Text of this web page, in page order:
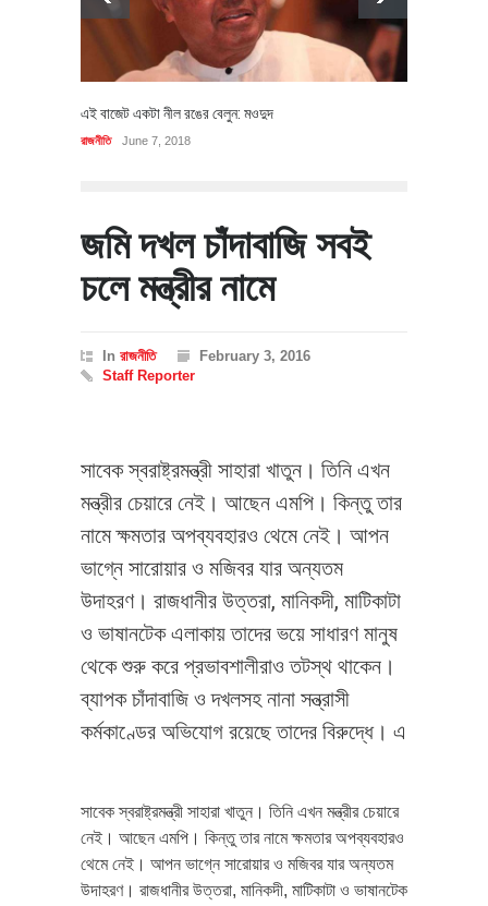
এই বাজেট একটা নীল রঙের বেলুন: মওদুদ
রাজনীতি June 7, 2018
জমি দখল চাঁদাবাজি সবই
চলে মন্ত্রীর নামে
In রাজনীতি
February 3, 2016
Staff Reporter
সাবেক স্বরাষ্ট্রমন্ত্রী সাহারা খাতুন। তিনি এখন
মন্ত্রীর চেয়ারে নেই। আছেন এমপি। কিন্তু তার
নামে ক্ষমতার অপব্যবহারও থেমে নেই। আপন
ভাগ্নে সারোয়ার ও মজিবর যার অন্যতম
উদাহরণ। রাজধানীর উত্তরা, মানিকদী, মাটিকাটা
ও ভাষানটেক এলাকায় তাদের ভয়ে সাধারণ মানুষ
থেকে শুরু করে প্রভাবশালীরাও তটস্থ থাকেন।
ব্যাপক চাঁদাবাজি ও দখলসহ নানা সন্ত্রাসী
কর্মকাণ্ডের অভিযোগ রয়েছে তাদের বিরুদ্ধে। এ
সাবেক স্বরাষ্ট্রমন্ত্রী সাহারা খাতুন। তিনি এখন মন্ত্রীর চেয়ারে
নেই। আছেন এমপি। কিন্তু তার নামে ক্ষমতার অপব্যবহারও
থেমে নেই। আপন ভাগ্নে সারোয়ার ও মজিবর যার অন্যতম
উদাহরণ। রাজধানীর উত্তরা, মানিকদী, মাটিকাটা ও ভাষানটেক